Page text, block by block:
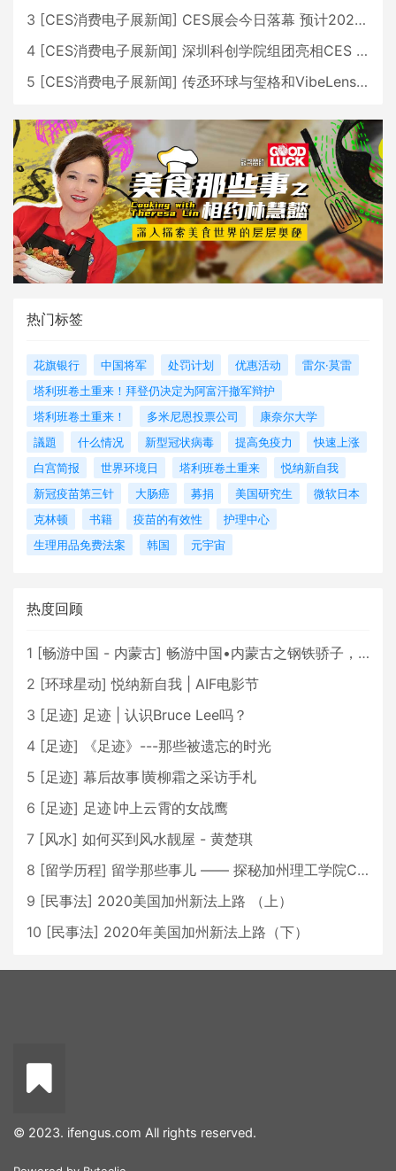
3 [CES消费电子展新闻] CES展会今日落幕 预计2026行业收入将超五千亿美元
4 [CES消费电子展新闻] 深圳科创学院组团亮相CES 广受好评
5 [CES消费电子展新闻] 传丞环球与玺格和VibeLens共同推出全新耳机
热门标签
花旗银行 中国将军 处罚计划 优惠活动
雷尔·莫雷
塔利班卷土重来！拜登仍决定为阿富汗撤军辩护
塔利班卷土重来！
多米尼恩投票公司
康奈尔大学
議題
什么情况 新型冠状病毒 提高免疫力
快速上涨
白宫简报
世界环境日 塔利班卷土重来
悦纳新自我
新冠疫苗第三针
大肠癌 募捐 美国研究生
微软日本
克林顿
书籍 疫苗的有效性
护理中心
生理用品免费法案
韩国 元宇宙
热度回顾
1 [畅游中国 - 内蒙古] 畅游中国•内蒙古之钢铁骄子，魅力包头
2 [环球星动] 悦纳新自我 | AIF电影节
3 [足迹] 足迹 | 认识Bruce Lee吗？
4 [足迹]
《足迹》---那些被遗忘的时光
5 [足迹] 幕后故事∣黄柳霜之采访手札
6 [足迹] 足迹∣冲上云霄的女战鹰
7 [风水] 如何买到风水靓屋 - 黄楚琪
8 [留学历程] 留学那些事儿 —— 探秘加州理工学院Caltech博士生活 [上集]
9 [民事法] 2020美国加州新法上路 （上）
10 [民事法] 2020年美国加州新法上路（下）
© 2023. ifengus.com All rights reserved.